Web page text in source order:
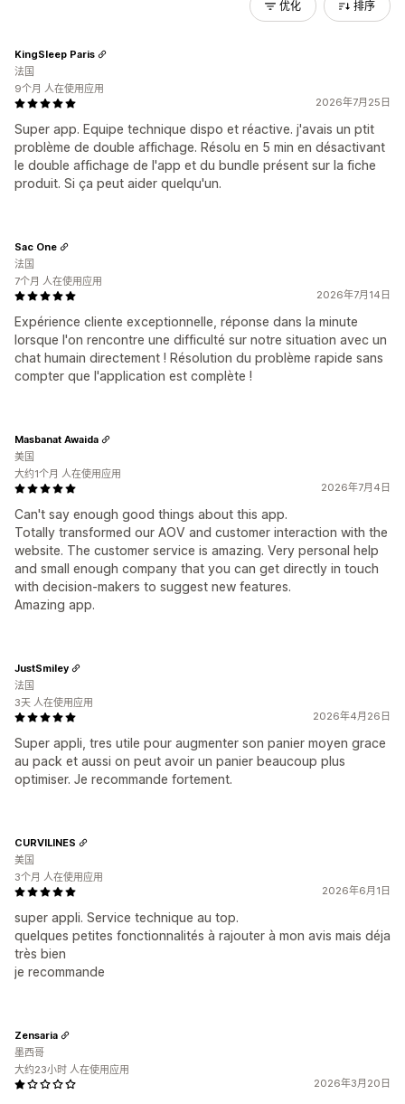
优化 排序
2026年7月25日
Super app. Equipe technique dispo et réactive. j'avais un ptit
problème de double affichage. Résolu en 5 min en désactivant
le double affichage de l'app et du bundle présent sur la fiche
produit. Si ça peut aider quelqu'un.
KingSleep Paris
法国
9个月 人在使用应用
2026年7月14日
Expérience cliente exceptionnelle, réponse dans la minute
lorsque l'on rencontre une difficulté sur notre situation avec un
chat humain directement ! Résolution du problème rapide sans
compter que l'application est complète !
Sac One
法国
7个月 人在使用应用
2026年7月4日
Can't say enough good things about this app.
Totally transformed our AOV and customer interaction with the
website. The customer service is amazing. Very personal help
and small enough company that you can get directly in touch
with decision-makers to suggest new features.
Amazing app.
Masbanat Awaida
美国
大约1个月 人在使用应用
2026年4月26日
Super appli, tres utile pour augmenter son panier moyen grace
au pack et aussi on peut avoir un panier beaucoup plus
optimiser. Je recommande fortement.
JustSmiley
法国
3天 人在使用应用
2026年6月1日
super appli. Service technique au top.
quelques petites fonctionnalités à rajouter à mon avis mais déja
très bien
je recommande
CURVILINES
美国
3个月 人在使用应用
2026年3月20日
Zensaria
墨西哥
大约23小时 人在使用应用